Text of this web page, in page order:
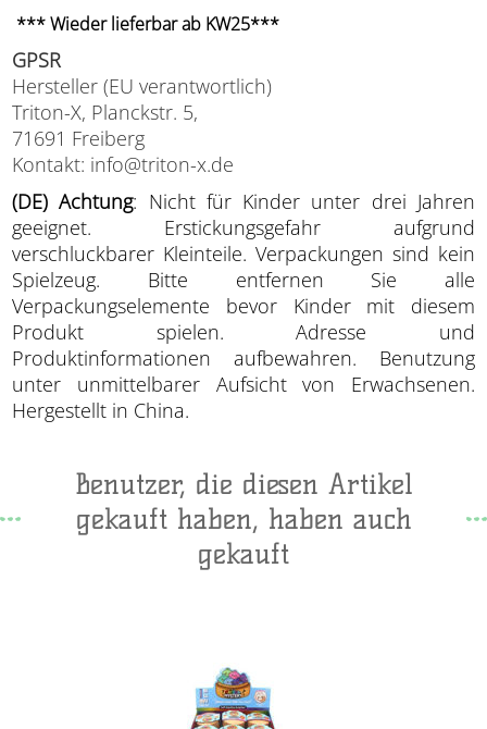
*** Wieder lieferbar ab KW25***
GPSR
Hersteller (EU verantwortlich)
Triton-X, Planckstr. 5,
71691 Freiberg
Kontakt: info@triton-x.de
(DE) Achtung: Nicht für Kinder unter drei Jahren
geeignet. Erstickungsgefahr aufgrund
verschluckbarer Kleinteile. Verpackungen sind kein
Spielzeug. Bitte entfernen Sie alle
Verpackungselemente bevor Kinder mit diesem
Produkt spielen. Adresse und
Produktinformationen aufbewahren. Benutzung
unter unmittelbarer Aufsicht von Erwachsenen.
Hergestellt in China.
Benutzer, die diesen Artikel
gekauft haben, haben auch
gekauft